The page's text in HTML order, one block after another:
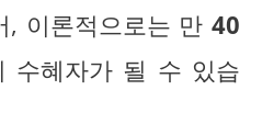
, 이론적으로는 만 40
수혜자가 될 수 있습